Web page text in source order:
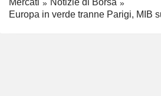
Mercati
Notizie di Borsa
Europa in verde tranne Parigi, MIB